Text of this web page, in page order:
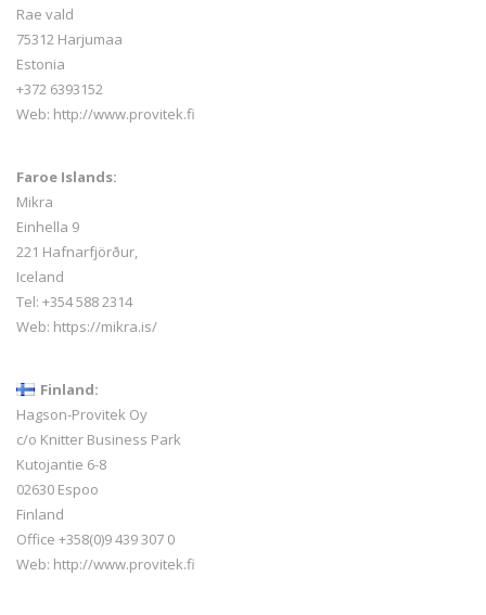
Rae vald
75312 Harjumaa
Estonia
+372 6393152
Web: http://www.provitek.fi
Faroe Islands:
Mikra
Einhella 9
221 Hafnarfjörður,
Iceland
Tel: +354 588 2314
Web: https://mikra.is/
Finland:
Hagson-Provitek Oy
c/o Knitter Business Park
Kutojantie 6-8
02630 Espoo
Finland
Office +358(0)9 439 307 0
Web: http://www.provitek.fi